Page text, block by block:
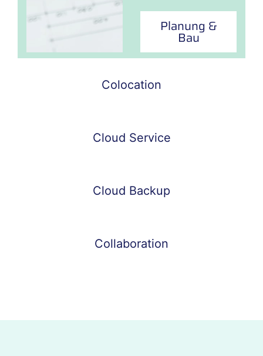
Colocation
Cloud Service
Cloud Backup
Collaboration
Planung &
Bau